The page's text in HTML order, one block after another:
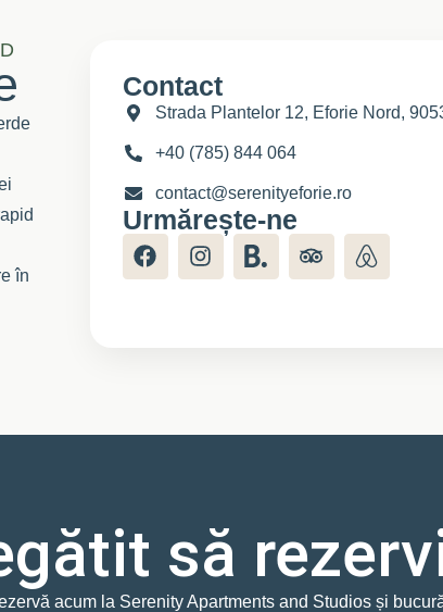
în
Contact
Strada Plantelor 12, Eforie Nord,
+40 (785) 844 064
contact@serenityeforie.ro
Urmărește-ne
să
acum la Serenity Apartments and Studios și